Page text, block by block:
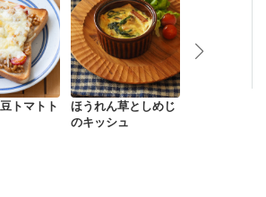
トマトト
ほうれん草としめじ
のキッシュ